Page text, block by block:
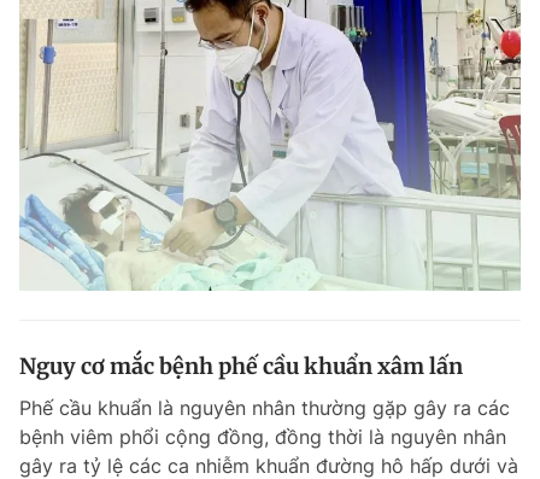
Nguy cơ mắc bệnh phế cầu khuẩn xâm lấn
Phế cầu khuẩn là nguyên nhân thường gặp gây ra các
bệnh viêm phổi cộng đồng, đồng thời là nguyên nhân
gây ra tỷ lệ các ca nhiễm khuẩn đường hô hấp dưới và